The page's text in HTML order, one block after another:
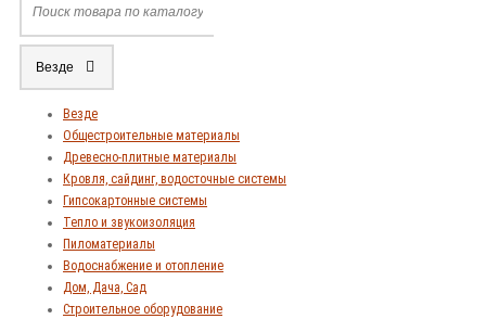
Везде
Везде
Общестроительные материалы
Древесно-плитные материалы
Кровля, сайдинг, водосточные системы
Гипсокартонные системы
Тепло и звукоизоляция
Пиломатериалы
Водоснабжение и отопление
Дом, Дача, Сад
Строительное оборудование